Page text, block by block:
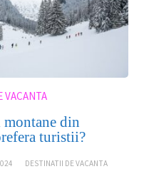
VACANTA
din
turistii?
DESTINATII DE VACANTA